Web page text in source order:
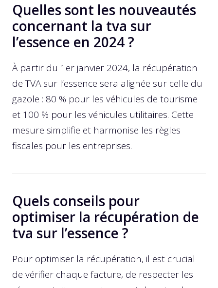
Quelles sont les nouveautés
concernant la tva sur
l’essence en 2024 ?
À partir du 1er janvier 2024, la récupération
de TVA sur l’essence sera alignée sur celle du
gazole : 80 % pour les véhicules de tourisme
et 100 % pour les véhicules utilitaires. Cette
mesure simplifie et harmonise les règles
fiscales pour les entreprises.
Quels conseils pour
optimiser la récupération de
tva sur l’essence ?
Pour optimiser la récupération, il est crucial
de vérifier chaque facture, de respecter les